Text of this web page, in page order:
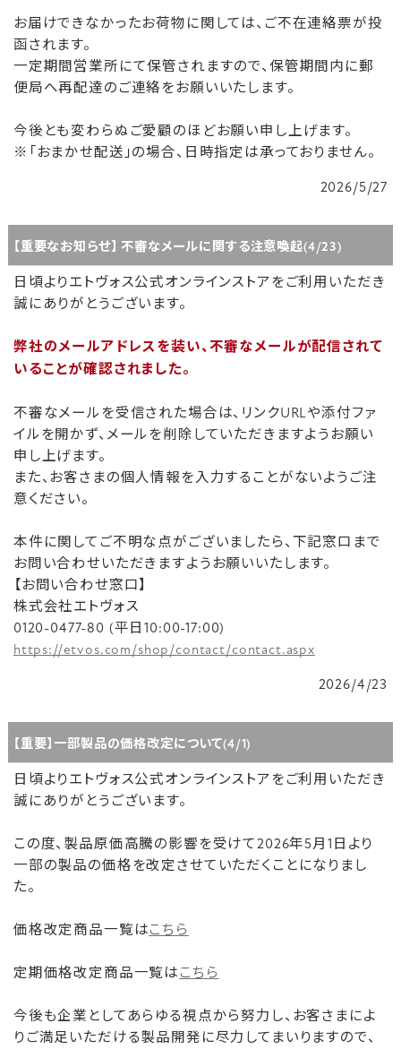
お届けできなかったお荷物に関しては、ご不在連絡票が投
函されます。
一定期間営業所にて保管されますので、保管期間内に郵
便局へ再配達のご連絡をお願いいたします。
今後とも変わらぬご愛顧のほどお願い申し上げます。
※「おまかせ配送」の場合、日時指定は承っておりません。
2026/5/27
【重要なお知らせ】 不審なメールに関する注意喚起(4/23)
日頃よりエトヴォス公式オンラインストアをご利用いただき
誠にありがとうございます。
弊社のメールアドレスを装い、不審なメールが配信されて
いることが確認されました。
不審なメールを受信された場合は、リンクURLや添付ファ
イルを開かず、メールを削除していただきますようお願い
申し上げます。
また、お客さまの個人情報を入力することがないようご注
意ください。
本件に関してご不明な点がございましたら、下記窓口まで
お問い合わせいただきますようお願いいたします。
【お問い合わせ窓口】
株式会社エトヴォス
0120-0477-80 (平日10:00-17:00)
https://etvos.com/shop/contact/contact.aspx
2026/4/23
【重要】一部製品の価格改定について(4/1)
日頃よりエトヴォス公式オンラインストアをご利用いただき
誠にありがとうございます。
この度、製品原価高騰の影響を受けて2026年5月1日より
一部の製品の価格を改定させていただくことになりまし
た。
価格改定商品一覧はこちら
定期価格改定商品一覧は こちら
今後も企業としてあらゆる視点から努力し、お客さまによ
りご満足いただける製品開発に尽力してまいりますので、